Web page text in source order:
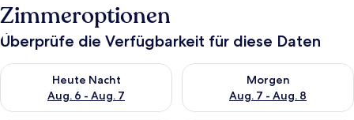
Zimmeroptionen
Überprüfe die Verfügbarkeit für diese Daten
Heute Nacht
Aug. 6 - Aug. 7
Überprüfe die Verfügbarkeit für heute Nacht, Aug. 6 - Aug. 7.
Morgen
Aug. 7 - Aug. 8
Überprüfe die Verfügbarkeit